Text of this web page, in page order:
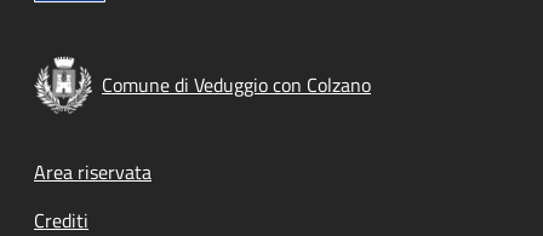
Comune di Veduggio con Colzano
Footer menu
Area riservata
Crediti